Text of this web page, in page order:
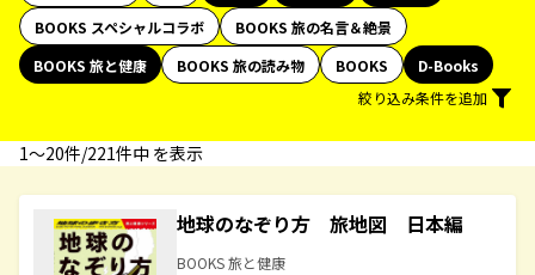
BOOKS スペシャルコラボ
BOOKS 旅の名言＆絶景
BOOKS 旅と健康
BOOKS 旅の読み物 BOOKS
D-Books
絞り込み条件を追加
1〜20件/221件中 を表示
地球のなぞり方 旅地図 日本編
BOOKS 旅と健康